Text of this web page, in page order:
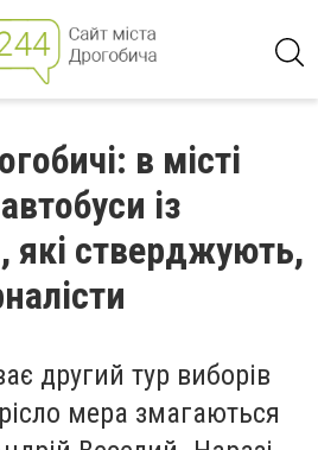
в місті
із
стверджують,
другий тур виборів
мера змагаються